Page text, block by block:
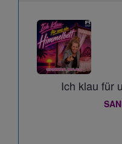
Ich klau für